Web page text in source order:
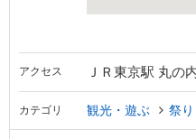
アクセス ＪＲ東京駅 丸の
カテゴリ 観光・遊ぶ 祭